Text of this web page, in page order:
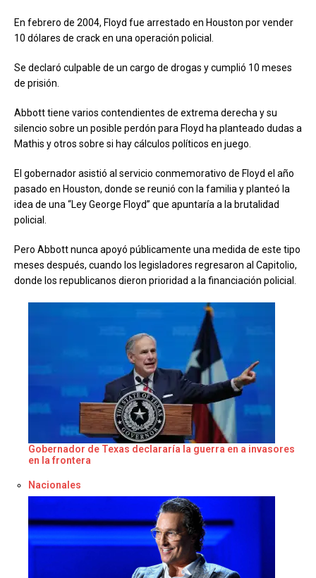
En febrero de 2004, Floyd fue arrestado en Houston por vender
10 dólares de crack en una operación policial.
Se declaró culpable de un cargo de drogas y cumplió 10 meses
de prisión.
Abbott tiene varios contendientes de extrema derecha y su
silencio sobre un posible perdón para Floyd ha planteado dudas a
Mathis y otros sobre si hay cálculos políticos en juego.
El gobernador asistió al servicio conmemorativo de Floyd el año
pasado en Houston, donde se reunió con la familia y planteó la
idea de una “Ley George Floyd” que apuntaría a la brutalidad
policial.
Pero Abbott nunca apoyó públicamente una medida de este tipo
meses después, cuando los legisladores regresaron al Capitolio,
donde los republicanos dieron prioridad a la financiación policial.
Gobernador de Texas declararía la guerra en a invasores
en la frontera
Respecto a
Nacionales